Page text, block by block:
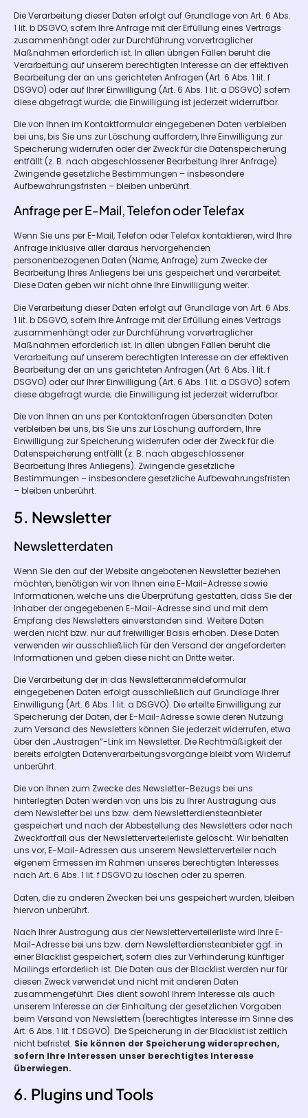
Die Verarbeitung dieser Daten erfolgt auf Grundlage von Art. 6 Abs.
1 lit. b DSGVO, sofern Ihre Anfrage mit der Erfüllung eines Vertrags
zusammenhängt oder zur Durchführung vorvertraglicher
Maßnahmen erforderlich ist. In allen übrigen Fällen beruht die
Verarbeitung auf unserem berechtigten Interesse an der effektiven
Bearbeitung der an uns gerichteten Anfragen (Art. 6 Abs. 1 lit. f
DSGVO) oder auf Ihrer Einwilligung (Art. 6 Abs. 1 lit. a DSGVO) sofern
diese abgefragt wurde; die Einwilligung ist jederzeit widerrufbar.
Die von Ihnen im Kontaktformular eingegebenen Daten verbleiben
bei uns, bis Sie uns zur Löschung auffordern, Ihre Einwilligung zur
Speicherung widerrufen oder der Zweck für die Datenspeicherung
entfällt (z. B. nach abgeschlossener Bearbeitung Ihrer Anfrage).
Zwingende gesetzliche Bestimmungen – insbesondere
Aufbewahrungsfristen – bleiben unberührt.
Anfrage per E-Mail, Telefon oder Telefax
Wenn Sie uns per E-Mail, Telefon oder Telefax kontaktieren, wird Ihre
Anfrage inklusive aller daraus hervorgehenden
personenbezogenen Daten (Name, Anfrage) zum Zwecke der
Bearbeitung Ihres Anliegens bei uns gespeichert und verarbeitet.
Diese Daten geben wir nicht ohne Ihre Einwilligung weiter.
Die Verarbeitung dieser Daten erfolgt auf Grundlage von Art. 6 Abs.
1 lit. b DSGVO, sofern Ihre Anfrage mit der Erfüllung eines Vertrags
zusammenhängt oder zur Durchführung vorvertraglicher
Maßnahmen erforderlich ist. In allen übrigen Fällen beruht die
Verarbeitung auf unserem berechtigten Interesse an der effektiven
Bearbeitung der an uns gerichteten Anfragen (Art. 6 Abs. 1 lit. f
DSGVO) oder auf Ihrer Einwilligung (Art. 6 Abs. 1 lit. a DSGVO) sofern
diese abgefragt wurde; die Einwilligung ist jederzeit widerrufbar.
Die von Ihnen an uns per Kontaktanfragen übersandten Daten
verbleiben bei uns, bis Sie uns zur Löschung auffordern, Ihre
Einwilligung zur Speicherung widerrufen oder der Zweck für die
Datenspeicherung entfällt (z. B. nach abgeschlossener
Bearbeitung Ihres Anliegens). Zwingende gesetzliche
Bestimmungen – insbesondere gesetzliche Aufbewahrungsfristen
– bleiben unberührt.
5. Newsletter
Newsletter­daten
Wenn Sie den auf der Website angebotenen Newsletter beziehen
möchten, benötigen wir von Ihnen eine E-Mail-Adresse sowie
Informationen, welche uns die Überprüfung gestatten, dass Sie der
Inhaber der angegebenen E-Mail-Adresse sind und mit dem
Empfang des Newsletters einverstanden sind. Weitere Daten
werden nicht bzw. nur auf freiwilliger Basis erhoben. Diese Daten
verwenden wir ausschließlich für den Versand der angeforderten
Informationen und geben diese nicht an Dritte weiter.
Die Verarbeitung der in das Newsletteranmeldeformular
eingegebenen Daten erfolgt ausschließlich auf Grundlage Ihrer
Einwilligung (Art. 6 Abs. 1 lit. a DSGVO). Die erteilte Einwilligung zur
Speicherung der Daten, der E-Mail-Adresse sowie deren Nutzung
zum Versand des Newsletters können Sie jederzeit widerrufen, etwa
über den „Austragen“-Link im Newsletter. Die Rechtmäßigkeit der
bereits erfolgten Datenverarbeitungsvorgänge bleibt vom Widerruf
unberührt.
Die von Ihnen zum Zwecke des Newsletter-Bezugs bei uns
hinterlegten Daten werden von uns bis zu Ihrer Austragung aus
dem Newsletter bei uns bzw. dem Newsletterdiensteanbieter
gespeichert und nach der Abbestellung des Newsletters oder nach
Zweckfortfall aus der Newsletterverteilerliste gelöscht. Wir behalten
uns vor, E-Mail-Adressen aus unserem Newsletterverteiler nach
eigenem Ermessen im Rahmen unseres berechtigten Interesses
nach Art. 6 Abs. 1 lit. f DSGVO zu löschen oder zu sperren.
Daten, die zu anderen Zwecken bei uns gespeichert wurden, bleiben
hiervon unberührt.
Nach Ihrer Austragung aus der Newsletterverteilerliste wird Ihre E-
Mail-Adresse bei uns bzw. dem Newsletterdiensteanbieter ggf. in
einer Blacklist gespeichert, sofern dies zur Verhinderung künftiger
Mailings erforderlich ist. Die Daten aus der Blacklist werden nur für
diesen Zweck verwendet und nicht mit anderen Daten
zusammengeführt. Dies dient sowohl Ihrem Interesse als auch
unserem Interesse an der Einhaltung der gesetzlichen Vorgaben
beim Versand von Newslettern (berechtigtes Interesse im Sinne des
Art. 6 Abs. 1 lit. f DSGVO). Die Speicherung in der Blacklist ist zeitlich
nicht befristet. Sie können der Speicherung widersprechen,
sofern Ihre Interessen unser berechtigtes Interesse
überwiegen.
6. Plugins und Tools